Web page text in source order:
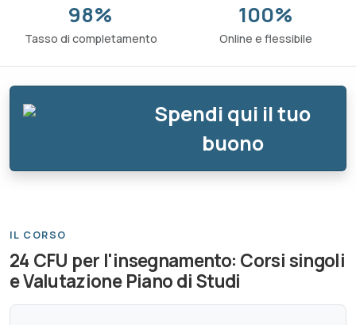
98%
Tasso di completamento
100%
Online e flessibile
Spendi qui il tuo
buono
IL CORSO
24 CFU per l'insegnamento: Corsi singoli
e Valutazione Piano di Studi